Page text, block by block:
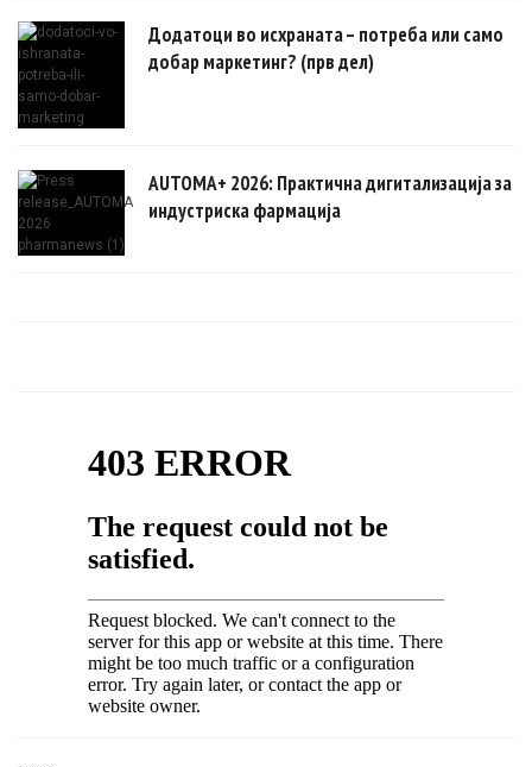
Додатоци во исхраната – потреба или само
добар маркетинг? (прв дел)
AUTOMA+ 2026: Практична дигитализација за
индустриска фармација